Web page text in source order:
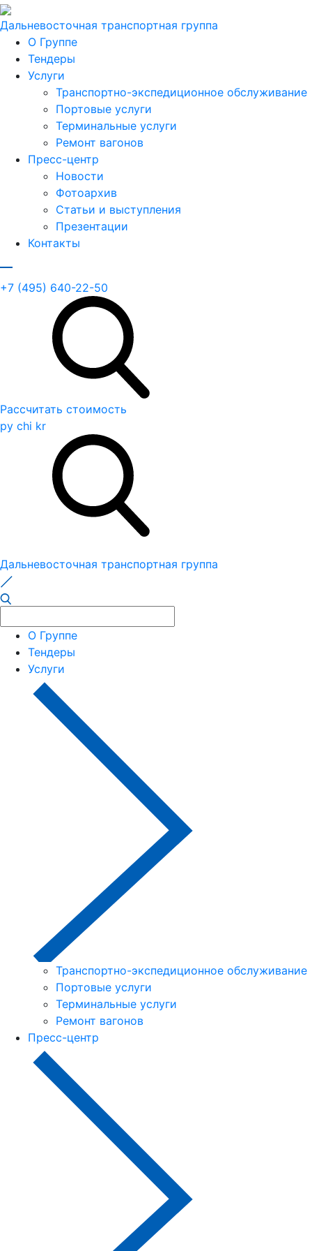
Дальневосточная транспортная группа
О Группе
Тендеры
Услуги
Транспортно-экспедиционное обслуживание
Портовые услуги
Терминальные услуги
Ремонт вагонов
Пресс-центр
Новости
Фотоархив
Статьи и выступления
Презентации
Контакты
+7 (495) 640-22-50
Рассчитать стоимость
ру chi kr
Дальневосточная транспортная группа
О Группе
Тендеры
Услуги
Транспортно-экспедиционное обслуживание
Портовые услуги
Терминальные услуги
Ремонт вагонов
Пресс-центр